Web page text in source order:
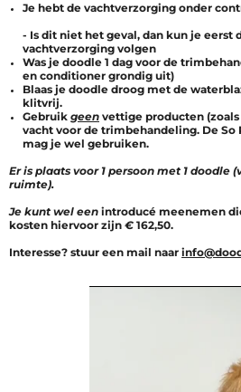
Je hebt de vachtverzorging onder
- Is dit niet het geval, dan kun je eerst
vachtverzorging volgen
Was je doodle 1 dag voor de
en conditioner grondig uit)
Blaas je doodle droog met de
klitvrij.
Gebruik geen vettige producten
vacht voor de trimbehandeling. De So
mag je wel gebruiken.
Er is plaats voor 1 persoon met 1 doodle
ruimte).
Je kunt wel een introducé meenemen
kosten hiervoor zijn € 162,50.
Interesse? stuur een mail naar